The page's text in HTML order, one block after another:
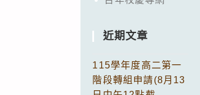
近期文章
115學年度高二第一
階段轉組申請(8月13